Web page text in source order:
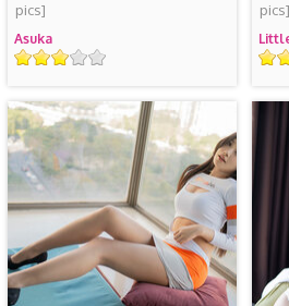
pics]
Asuka
评
pics]
评